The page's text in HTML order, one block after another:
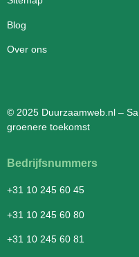
Blog
Over ons
© 2025 Duurzaamweb.nl –
groenere toekomst
Bedrijfsnummers
+31 10 245 60 45
+31 10 245 60 80
+31 10 245 60 81